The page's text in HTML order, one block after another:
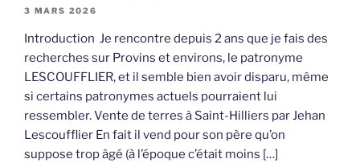
3 MARS 2026
Introduction Je rencontre depuis 2 ans que je fais des
recherches sur Provins et environs, le patronyme
LESCOUFFLIER, et il semble bien avoir disparu, même
si certains patronymes actuels pourraient lui
ressembler. Vente de terres à Saint-Hilliers par Jehan
Lescoufflier En fait il vend pour son père qu’on
suppose trop âgé (à l’époque c’était moins […]